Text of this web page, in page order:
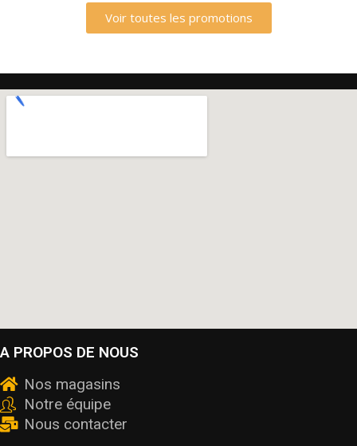
Voir toutes les promotions
A PROPOS DE NOUS
Nos magasins
Notre équipe
Nous contacter